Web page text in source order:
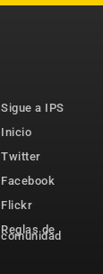
Sigue a IPS
Inicio
Twitter
Facebook
Flickr
Reglas de
comunidad